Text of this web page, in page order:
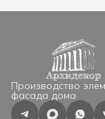
Производство
фасада дома